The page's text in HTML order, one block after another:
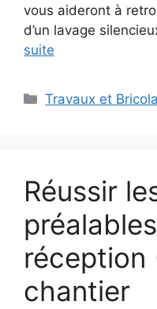
vous aideront à
d’un lavage
suite
Catégories
Travaux et
Réussir
réception
chantier